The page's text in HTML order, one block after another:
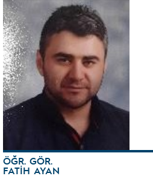
ÖĞR. GÖR.
FATİH AYAN